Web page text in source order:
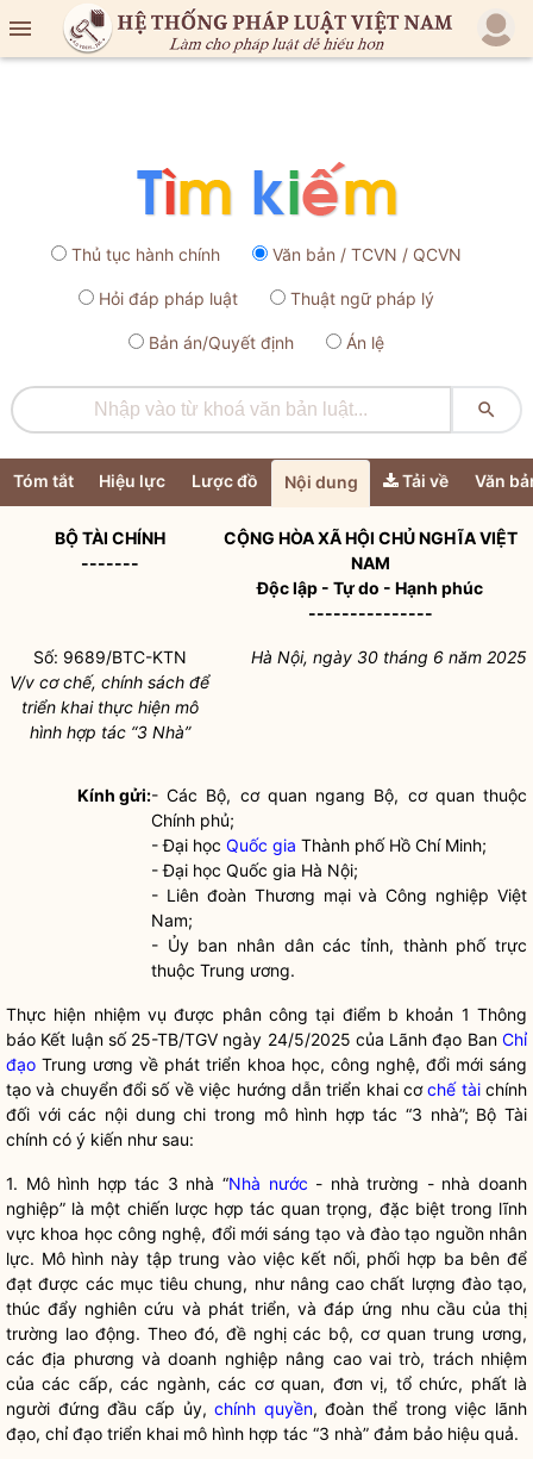

Thủ tục hành chính Văn bản / TCVN / QCVN
Hỏi đáp pháp luật Thuật ngữ pháp lý
Bản án/Quyết định Án lệ

Tóm tắt Hiệu lực Lược đồ Nội dung Tải về Văn
BỘ TÀI CHÍNH
-------
CỘNG HÒA XÃ HỘI CHỦ NGHĨA VIỆT
NAM
Độc lập - Tự do - Hạnh phúc
---------------
Số: 9689/BTC-KTN
V/v cơ chế, chính sách để
triển khai thực hiện mô
hình hợp tác “3 Nhà”
Hà Nội, ngày 30 tháng 6 năm 2025
Kính gửi:- Các Bộ, cơ quan ngang Bộ, cơ quan thuộc
Chính phủ;
- Đại học Quốc gia Thành phố Hồ Chí Minh;
- Đại học Quốc gia Hà Nội;
- Liên đoàn Thương mại và Công nghiệp Việt
Nam;
- Ủy ban nhân dân các tỉnh, thành phố trực
thuộc Trung ương.
Thực hiện nhiệm vụ được phân công tại điểm b khoản 1 Thông
báo Kết luận số 25-TB/TGV ngày 24/5/2025 của Lãnh đạo Ban Chỉ
đạo Trung ương về phát triển khoa học, công nghệ, đổi mới sáng
tạo và chuyển đổi số về việc hướng dẫn triển khai cơchế tàichính
đối với các nội dung chi trong mô hình hợp tác “3 nhà”; Bộ Tài
chính có ý kiến như sau:
1. Mô hình hợp tác 3 nhà “Nhà nước - nhà trường - nhà doanh
nghiệp” là một chiến lược hợp tác quan trọng, đặc biệt trong lĩnh
vực khoa học công nghệ, đổi mới sáng tạo và đào tạo nguồn nhân
lực. Mô hình này tập trung vào việc kết nối, phối hợp ba bên để
đạt được các mục tiêu chung, như nâng cao chất lượng đào tạo,
thúc đẩy nghiên cứu và phát triển, và đáp ứng nhu cầu của thị
trường lao động. Theo đó, đề nghị các bộ, cơ quan trung ương,
các địa phương và doanh nghiệp nâng cao vai trò, trách nhiệm
của các cấp, các ngành, các cơ quan, đơn vị, tổ chức, phất là
người đứng đầu cấp ủy,chính quyền, đoàn thể trong việc lãnh
đạo, chỉ đạo triển khai mô hình hợp tác “3 nhà” đảm bảo hiệu quả.